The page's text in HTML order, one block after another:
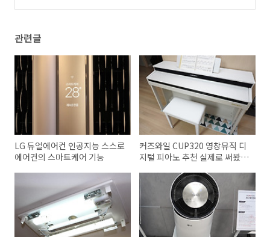
관련글
LG 듀얼에어컨 인공지능 스스로
에어컨의 스마트케어 기능
커즈와일 CUP320 영창뮤직 디
지털 피아노 추천 실제로 써봤더